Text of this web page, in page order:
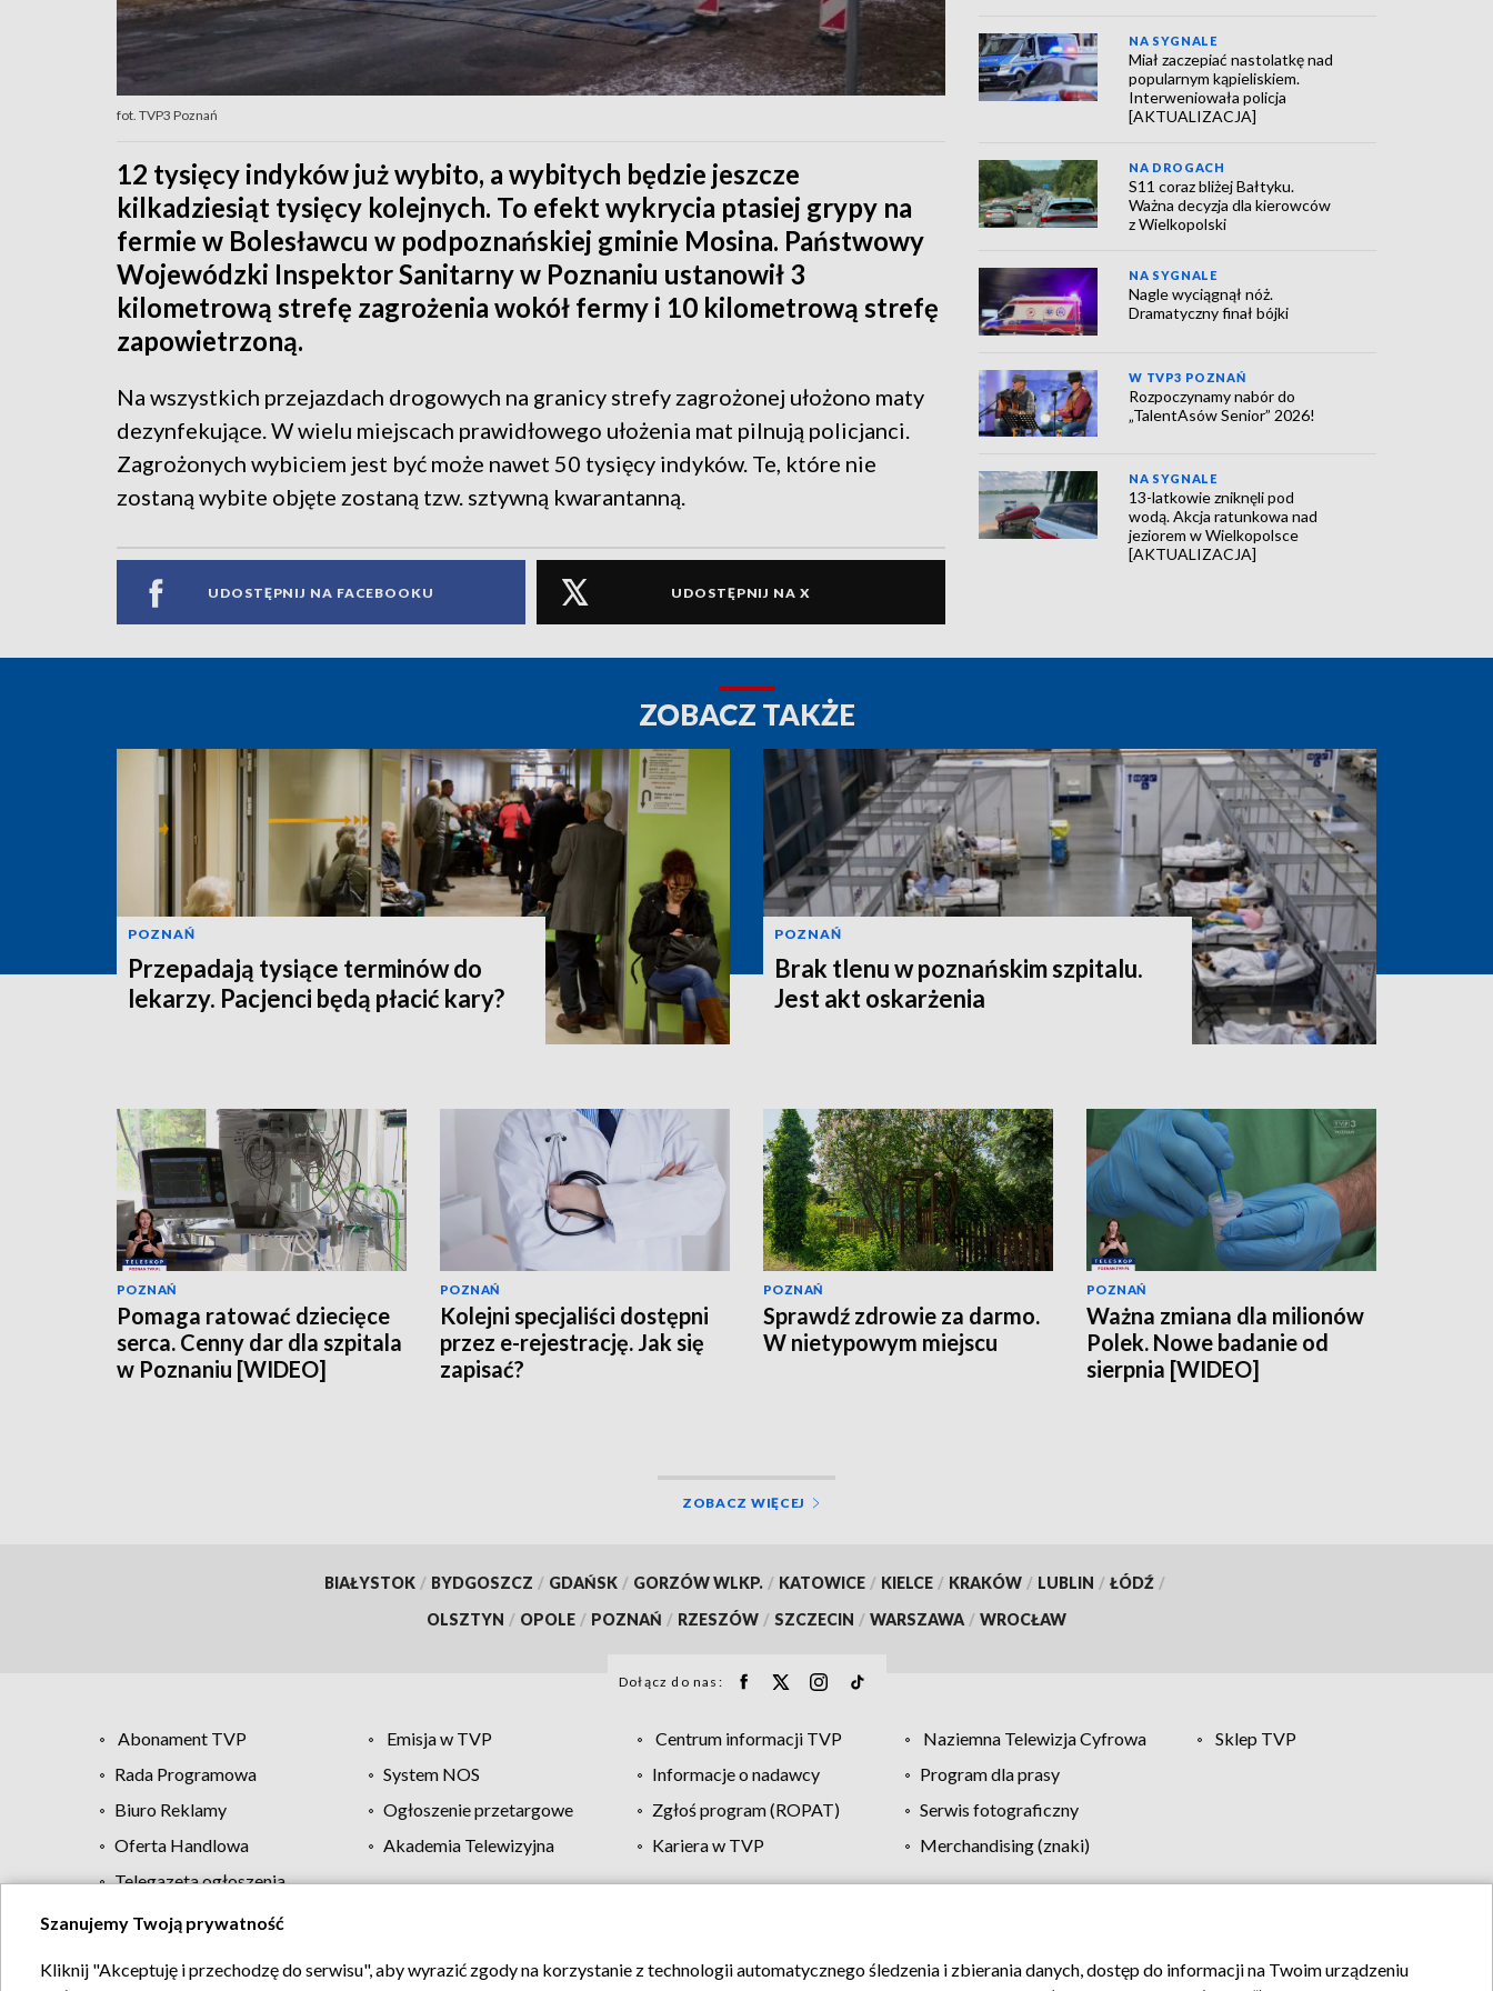
fot. TVP3 Poznań
12 tysięcy indyków już wybito, a wybitych będzie jeszcze
kilkadziesiąt tysięcy kolejnych. To efekt wykrycia ptasiej grypy na
fermie w Bolesławcu w podpoznańskiej gminie Mosina. Państwowy
Wojewódzki Inspektor Sanitarny w Poznaniu ustanowił 3
kilometrową strefę zagrożenia wokół fermy i 10 kilometrową strefę
zapowietrzoną.
Na wszystkich przejazdach drogowych na granicy strefy zagrożonej ułożono maty
dezynfekujące. W wielu miejscach prawidłowego ułożenia mat pilnują policjanci.
Zagrożonych wybiciem jest być może nawet 50 tysięcy indyków. Te, które nie
zostaną wybite objęte zostaną tzw. sztywną kwarantanną.
UDOSTĘPNIJ NA FACEBOOKU UDOSTĘPNIJ NA X
NA SYGNALE
Miał zaczepiać nastolatkę nad
popularnym kąpieliskiem.
Interweniowała policja
[AKTUALIZACJA]
NA DROGACH
S11 coraz bliżej Bałtyku.
Ważna decyzja dla kierowców
z Wielkopolski
NA SYGNALE
Nagle wyciągnął nóż.
Dramatyczny finał bójki
W TVP3 POZNAŃ
Rozpoczynamy nabór do
„TalentAsów Senior” 2026!
NA SYGNALE
13-latkowie zniknęli pod
wodą. Akcja ratunkowa nad
jeziorem w Wielkopolsce
[AKTUALIZACJA]
ZOBACZ TAKŻE
POZNAŃ
Przepadają tysiące terminów do
lekarzy. Pacjenci będą płacić kary?
POZNAŃ
Brak tlenu w poznańskim szpitalu.
Jest akt oskarżenia
POZNAŃ
Pomaga ratować dziecięce
serca. Cenny dar dla szpitala
w Poznaniu [WIDEO]
POZNAŃ
Kolejni specjaliści dostępni
przez e-rejestrację. Jak się
zapisać?
POZNAŃ
Sprawdź zdrowie za darmo.
W nietypowym miejscu
POZNAŃ
Ważna zmiana dla milionów
Polek. Nowe badanie od
sierpnia [WIDEO]
ZOBACZ WIĘCEJ
BIAŁYSTOK / BYDGOSZCZ / GDAŃSK / GORZÓW WLKP. / KATOWICE / KIELCE / KRAKÓW / LUBLIN / ŁÓDŹ /
OLSZTYN / OPOLE / POZNAŃ / RZESZÓW / SZCZECIN / WARSZAWA / WROCŁAW
Dołącz do nas:
Abonament TVP Emisja w TVP Centrum informacji TVP Naziemna Telewizja Cyfrowa
Sklep TVP
Rada Programowa
System NOS Informacje o nadawcy
Program dla prasy
Biuro Reklamy
Ogłoszenie przetargowe Zgłoś program (ROPAT)
Serwis fotograficzny
Oferta Handlowa
Akademia Telewizyjna Kariera w TVP
Merchandising (znaki)
Telegazeta ogłoszenia
Regulamin TVP Polityka prywatności Moje zgody Pomoc Biuro reklamy Kontakt
Szanujemy Twoją prywatność
Kliknij "Akceptuję i przechodzę do serwisu", aby wyrazić zgody na korzystanie z technologii automatycznego śledzenia i zbierania danych, dostęp do informacji na Twoim urządzeniu